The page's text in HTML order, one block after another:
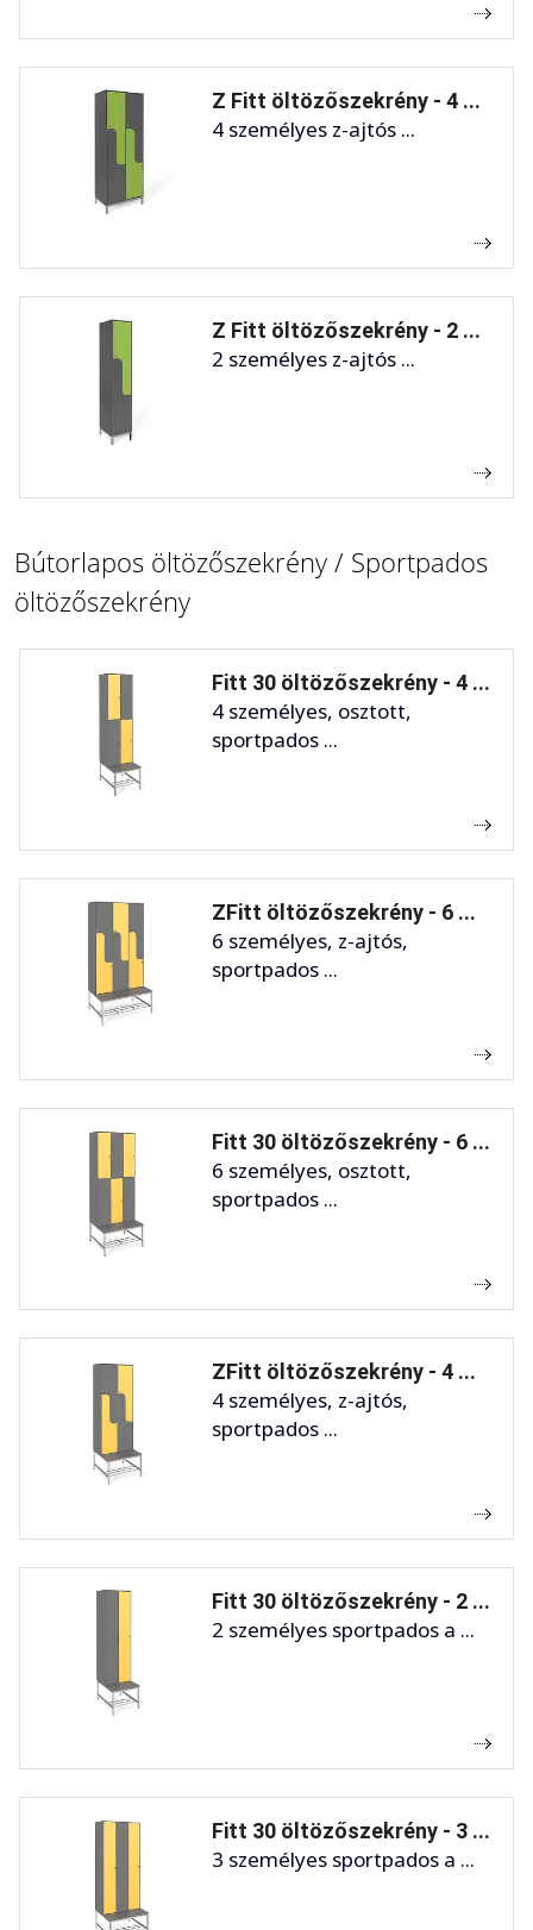
Z Fitt öltözőszekrény - 4 ...
4 személyes z-ajtós ...
Z Fitt öltözőszekrény - 2 ...
2 személyes z-ajtós ...
Bútorlapos öltözőszekrény / Sportpados
öltözőszekrény
Fitt 30 öltözőszekrény - 4 ...
4 személyes, osztott,
sportpados ...
ZFitt öltözőszekrény - 6 ...
6 személyes, z-ajtós,
sportpados ...
Fitt 30 öltözőszekrény - 6 ...
6 személyes, osztott,
sportpados ...
ZFitt öltözőszekrény - 4 ...
4 személyes, z-ajtós,
sportpados ...
Fitt 30 öltözőszekrény - 2 ...
2 személyes sportpados a ...
Fitt 30 öltözőszekrény - 3 ...
3 személyes sportpados a ...